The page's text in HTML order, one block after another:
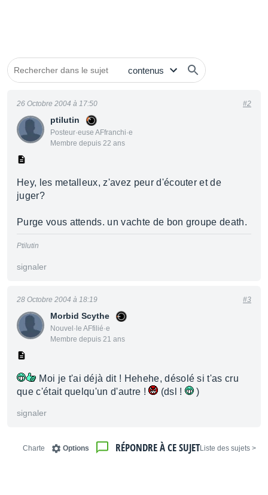
ptilutin
Posteur·euse AFfranchi·e
Membre depuis 22 ans
26 Octobre 2004 à 17:50 #2
Hey, les metalleux, z'avez peur d'écouter et de
juger?
Purge vous attends. un vachte de bon groupe death.
Ptilutin
signaler
Morbid Scythe
Nouvel·le AFfilié·e
Membre depuis 21 ans
28 Octobre 2004 à 18:19 #3
Moi je t'ai déjà dit ! Hehehe, désolé si t'as cru
que c'était quelqu'un d'autre !
(dsl ! )
signaler
< Liste des sujets
RÉPONDRE À CE SUJET
Options
Charte